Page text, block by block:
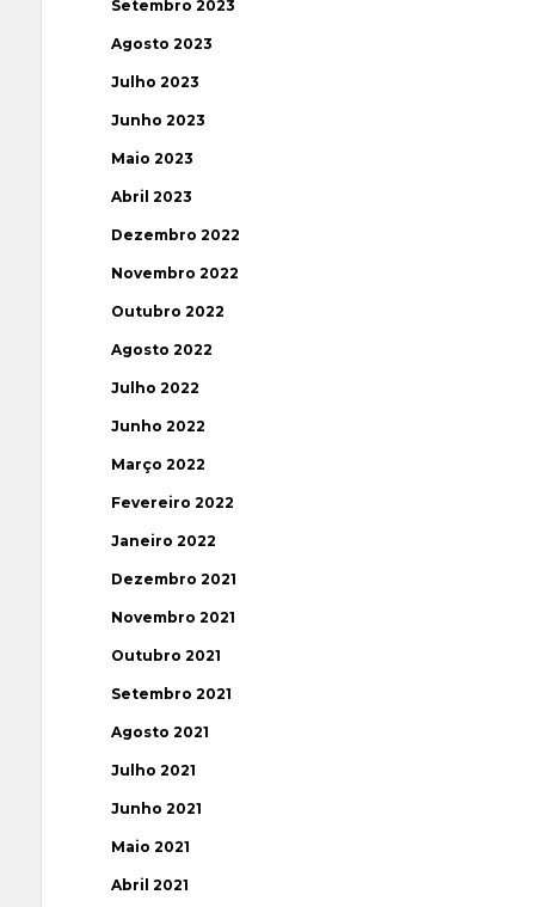
Setembro 2023
Agosto 2023
Julho 2023
Junho 2023
Maio 2023
Abril 2023
Dezembro 2022
Novembro 2022
Outubro 2022
Agosto 2022
Julho 2022
Junho 2022
Março 2022
Fevereiro 2022
Janeiro 2022
Dezembro 2021
Novembro 2021
Outubro 2021
Setembro 2021
Agosto 2021
Julho 2021
Junho 2021
Maio 2021
Abril 2021